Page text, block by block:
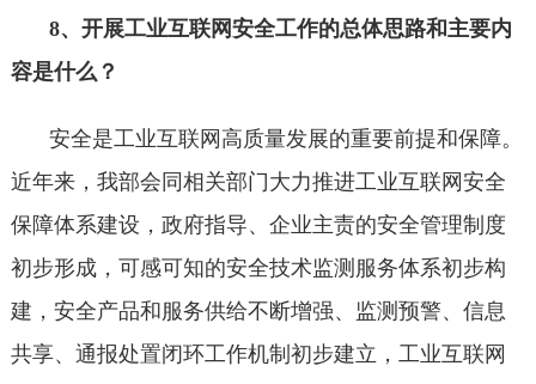
8、开展工业互联网安全工作的总体思路和主要内
容是什么？
安全是工业互联网高质量发展的重要前提和保障。
近年来，我部会同相关部门大力推进工业互联网安全
保障体系建设，政府指导、企业主责的安全管理制度
初步形成，可感可知的安全技术监测服务体系初步构
建，安全产品和服务供给不断增强、监测预警、信息
共享、通报处置闭环工作机制初步建立，工业互联网